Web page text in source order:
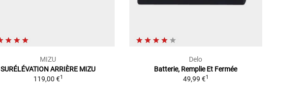
MIZU
SURÉLÉVATION ARRIÈRE MIZU
119,00 €1
Delo
Batterie, Remplie Et Fermée
49,99 €1